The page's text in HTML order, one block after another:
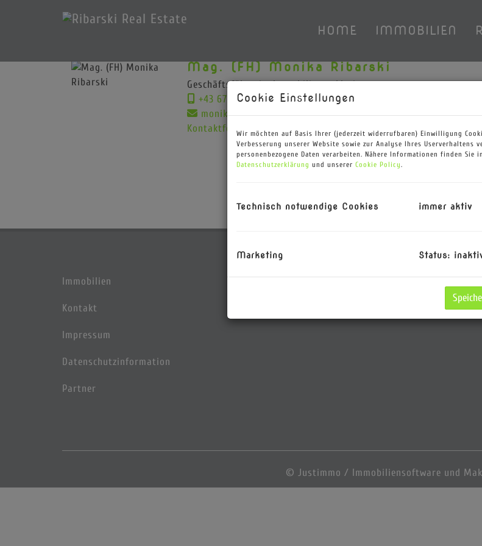
HOME IMMOBILIEN
Mag. (FH) Monika Ribarski
Geschäftsführerin, Immobilienmaklerin
+43 676 686 4444
monika@ribarskireal.estate
Kontaktformular
Immobilien
Kontakt
Impressum
Datenschutzinformation
Partner
© Justimmo / Immobiliensoftware und
Cookie Einstellungen
Wir möchten auf Basis Ihrer (jederzeit widerrufbaren) Einwilligung
Verbesserung unserer Website sowie zur Analyse Ihres Userverhaltens
personenbezogene Daten verarbeiten. Nähere Informationen finden Sie
Datenschutzerklärung und unserer Cookie Policy.
Technisch notwendige Cookies immer aktiv
Marketing Status: